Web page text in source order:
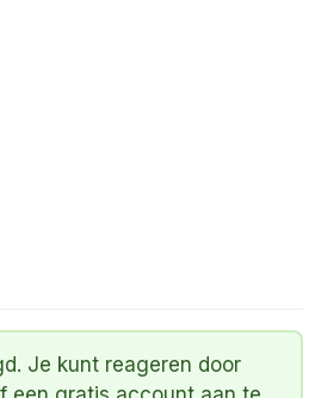
Je kunt reageren door